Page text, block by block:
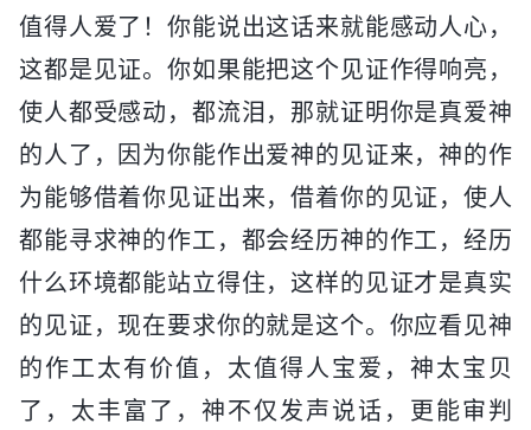
值得人爱了！你能说出这话来就能感动人心，
这都是见证。你如果能把这个见证作得响亮，
使人都受感动，都流泪，那就证明你是真爱神
的人了，因为你能作出爱神的见证来，神的作
为能够借着你见证出来，借着你的见证，使人
都能寻求神的作工，都会经历神的作工，经历
什么环境都能站立得住，这样的见证才是真实
的见证，现在要求你的就是这个。你应看见神
的作工太有价值，太值得人宝爱，神太宝贝
了，太丰富了，神不仅发声说话，更能审判